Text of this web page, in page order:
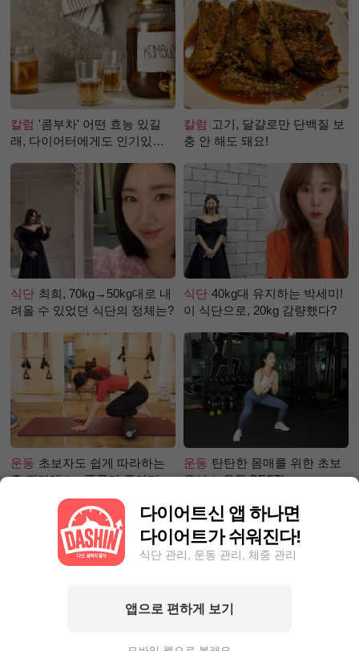
칼럼 '콤부차' 어떤 효능 있길
래, 다이어터에게도 인기있는
칼럼 고기, 달걀로만 단백질 보
충 안 해도 돼요!
식단 최희, 70kg→50kg대로 내
려올 수 있었던 식단의 정체는?
식단 40kg대 유지하는 박세미!
이 식단으로, 20kg 감량했다?
운동 초보자도 쉽게 따라하는
홈 필라테스 - 폼롤러 종아리 알
운동 탄탄한 몸매를 위한 초보
유산소 운동 BEST!
다이어트신 앱 하나면
다이어트가 쉬워진다!
식단 관리, 운동 관리, 체중 관리
앱으로 편하게 보기